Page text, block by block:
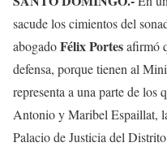
sacude los cimientos del
abogadoFélix Portesafirmó
defensa, porque tienen al
representa a una parte de los
Antonio y Maribel Espaillat,
Palacio de Justicia del